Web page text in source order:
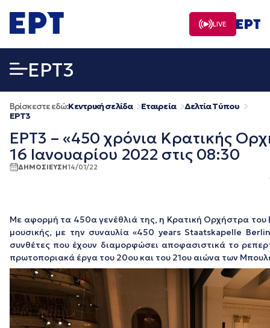
σε
περιεχόμενο
LIVE
EΡΤ3
Βρίσκεστε εδώ:Κεντρική σελίδα Εταιρεία
Δελτία Τύπου
EΡΤ3
ΕΡΤ3 – «450 χρόνια Κρατικής
16 Ιανουαρίου 2022 στις 08:30
ΔΗΜΟΣΙΕΥΣΗ14/01/22
Με αφορμή τα 450α γενέθλιά της, η Κρατική Ορχήστρα του
μουσικής, με την συναυλία «450 years Staatskapelle
συνθέτες που έχουν διαμορφώσει αποφασιστικά το
πρωτοποριακά έργα του 20ου και του 21ου αιώνα των